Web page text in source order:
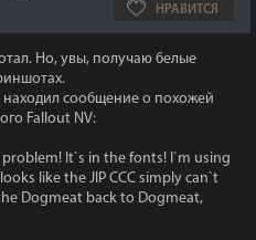
НРАВИТСЯ
Но, увы, получаю белые
сообщение о похожей
Fallout NV:
It`s in the fonts! I`m using
like the JIP CCC simply can`t
Dogmeat back to Dogmeat,